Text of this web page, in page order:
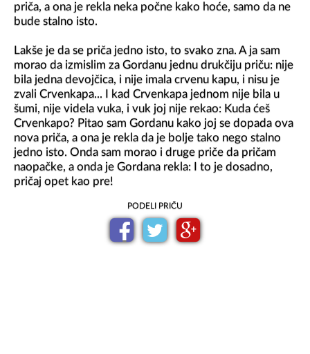
priča, a ona je rekla neka počne kako hoće, samo da ne
bude stalno isto.
Lakše je da se priča jedno isto, to svako zna. A ja sam
morao da izmislim za Gordanu jednu drukčiju priču: nije
bila jedna devojčica, i nije imala crvenu kapu, i nisu je
zvali Crvenkapa... I kad Crvenkapa jednom nije bila u
šumi, nije videla vuka, i vuk joj nije rekao: Kuda ćeš
Crvenkapo? Pitao sam Gordanu kako joj se dopada ova
nova priča, a ona je rekla da je bolje tako nego stalno
jedno isto. Onda sam morao i druge priče da pričam
naopačke, a onda je Gordana rekla: I to je dosadno,
pričaj opet kao pre!
PODELI PRIČU